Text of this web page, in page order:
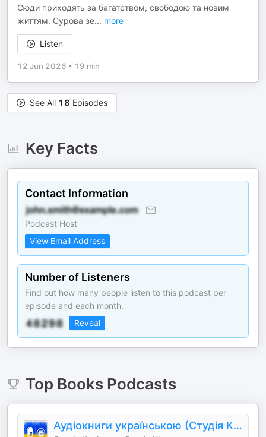
Сюди приходять за багатством, свободою та новим
життям. Сурова зе... more
Listen
12 Jun 2026 • 19 min
See All 18 Episodes
Key Facts
Contact Information
Podcast Host
View Email Address
Number of Listeners
Find out how many people listen to this podcast per
episode and each month.
Reveal
Top BooksPodcasts
Аудіокниги українською (Студія Калідор та інші)